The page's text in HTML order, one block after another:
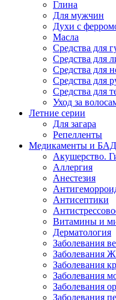
Глина
Для мужчин
Духи с
Масла
Средства для
Средства для
Средства для
Средства для
Средства для
Уход за
Летние серии
Для загара
Репелленты
Медикаменты и
Акушерство.
Аллергия
Анестезия
Антисептики
Витамины и
Дерматология
Заболевания
Заболевания
Заболевания
Заболевания
Заболевания
Заболевания